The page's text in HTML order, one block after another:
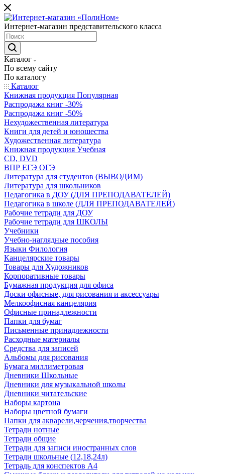
Интернет-магазин представительского класса
Каталог
По всему сайту
По каталогу
Каталог
Книжная продукция Популярная
Распродажа книг -30%
Распродажа книг -50%
Нехудожественная литература
Книги для детей и юношества
Художественная литература
Книжная продукция Учебная
CD, DVD
ВПР ЕГЭ ОГЭ
Литература для студентов (ВЫВОДИМ)
Литература для школьников
Педагогика в ДОУ (ДЛЯ ПРЕПОДАВАТЕЛЕЙ)
Педагогика в школе (ДЛЯ ПРЕПОДАВАТЕЛЕЙ)
Рабочие тетради для ДОУ
Рабочие тетради для ШКОЛЫ
Учебники
Учебно-наглядные пособия
Языки Филология
Канцелярские товары
Товары для Художников
Корпоративные товары
Бумажная продукция для офиса
Доски офисные, для рисования и аксессуары
Мелкоофисная канцелярия
Офисные принадлежности
Папки для бумаг
Письменные принадлежности
Расходные материалы
Средства для записей
Альбомы для рисования
Бумага миллиметровая
Дневники Школьные
Дневники для музыкальной школы
Дневники читательские
Наборы картона
Наборы цветной бумаги
Папки для акварели,черчения,творчества
Тетради нотные
Тетради общие
Тетради для записи иностранных слов
Тетради школьные (12,18,24л)
Тетрадь для конспектов А4